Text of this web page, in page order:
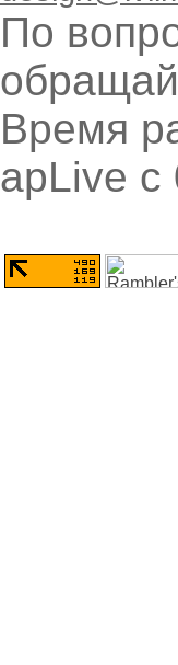
По
Время
apLive c